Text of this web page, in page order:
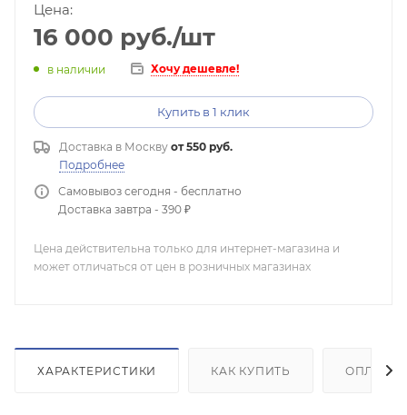
Цена:
16 000 руб./шт
в наличии Хочу дешевле!
Купить в 1 клик
Доставка в Москву от 550 руб.
Подробнее
Самовывоз сегодня - бесплатно
Доставка завтра - 390 ₽
Цена действительна только для интернет-магазина и
может отличаться от цен в розничных магазинах
ХАРАКТЕРИСТИКИ КАК КУПИТЬ ОПЛАТА